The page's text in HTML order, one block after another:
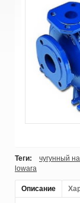
Теги: чугунный
lowara
Описание